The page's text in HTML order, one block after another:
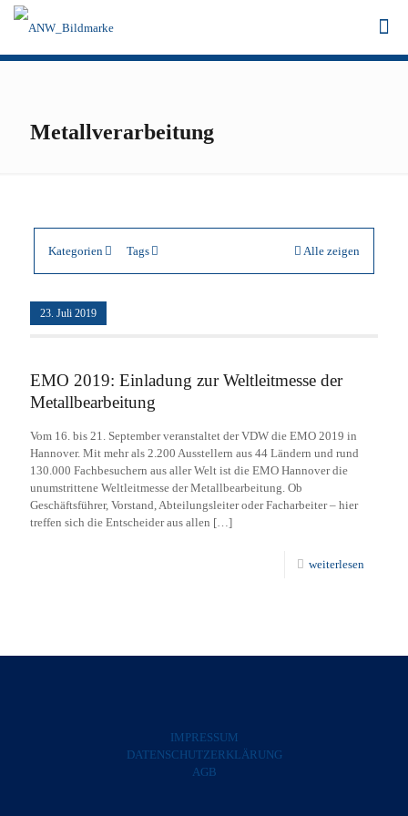
Metallverarbeitung
Kategorien Tags Alle zeigen
23. Juli 2019
EMO 2019: Einladung zur Weltleitmesse der
Metallbearbeitung
Vom 16. bis 21. September veranstaltet der VDW die EMO 2019 in
Hannover. Mit mehr als 2.200 Ausstellern aus 44 Ländern und rund
130.000 Fachbesuchern aus aller Welt ist die EMO Hannover die
unumstrittene Weltleitmesse der Metallbearbeitung. Ob
Geschäftsführer, Vorstand, Abteilungsleiter oder Facharbeiter – hier
treffen sich die Entscheider aus allen […]
weiterlesen
IMPRESSUM
DATENSCHUTZERKLÄRUNG
AGB